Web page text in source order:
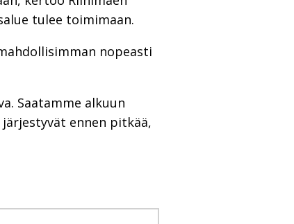
tulee toimimaan.
nopeasti
Saatamme alkuun
ennen pitkää,